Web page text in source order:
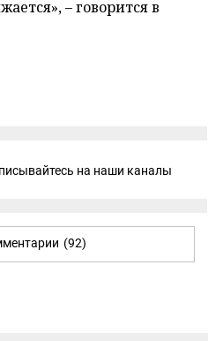
– говорится в
на наши каналы
(92)